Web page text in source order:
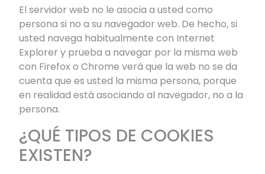
El servidor web no le asocia a usted como
persona si no a su navegador web. De hecho, si
usted navega habitualmente con Internet
Explorer y prueba a navegar por la misma web
con Firefox o Chrome verá que la web no se da
cuenta que es usted la misma persona, porque
en realidad está asociando al navegador, no a la
persona.
¿QUÉ TIPOS DE COOKIES
EXISTEN?